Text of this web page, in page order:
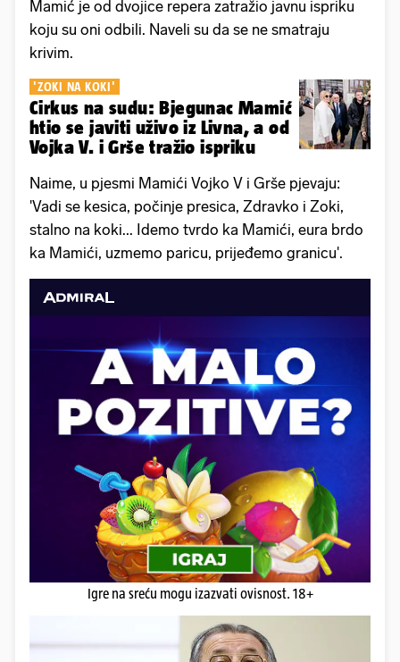
Mamić je od dvojice repera zatražio javnu ispriku
koju su oni odbili. Naveli su da se ne smatraju
krivim.
'ZOKI NA KOKI'
Cirkus na sudu: Bjegunac Mamić
htio se javiti uživo iz Livna, a od
Vojka V. i Grše tražio ispriku
Naime, u pjesmi Mamići Vojko V i Grše pjevaju:
'Vadi se kesica, počinje presica, Zdravko i Zoki,
stalno na koki... Idemo tvrdo ka Mamići, eura brdo
ka Mamići, uzmemo paricu, prijeđemo granicu'.
Igre na sreću mogu izazvati ovisnost. 18+